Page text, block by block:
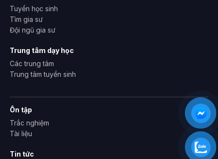
Tuyển học sinh
Tìm gia sư
Đội ngũ gia sư
Trung tâm dạy học
Các trung tâm
Trung tâm tuyển sinh
Ôn tập
Trắc nghiệm
Tài liệu
Tin tức